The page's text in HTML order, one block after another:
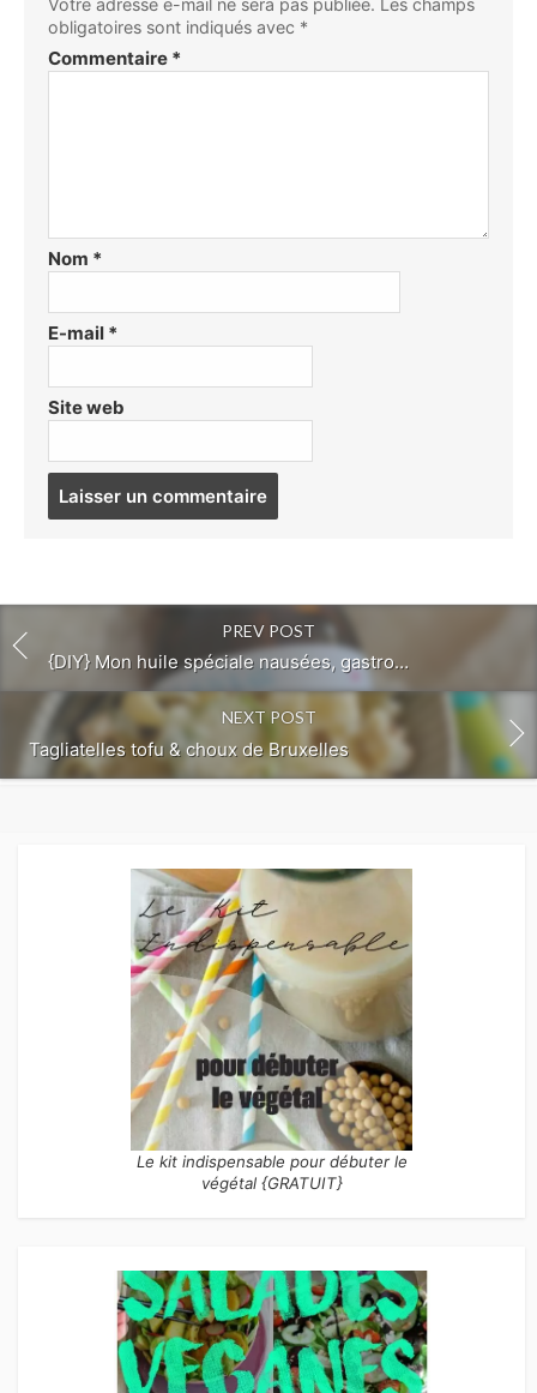
Votre adresse e-mail ne sera pas publiée.
Les champs
obligatoires sont indiqués avec *
Commentaire *
Nom *
E-mail *
Site web
PREV POST
{DIY} Mon huile spéciale nausées, gastro…
NEXT POST
Tagliatelles tofu & choux de Bruxelles
Le kit indispensable pour débuter le
végétal {GRATUIT}